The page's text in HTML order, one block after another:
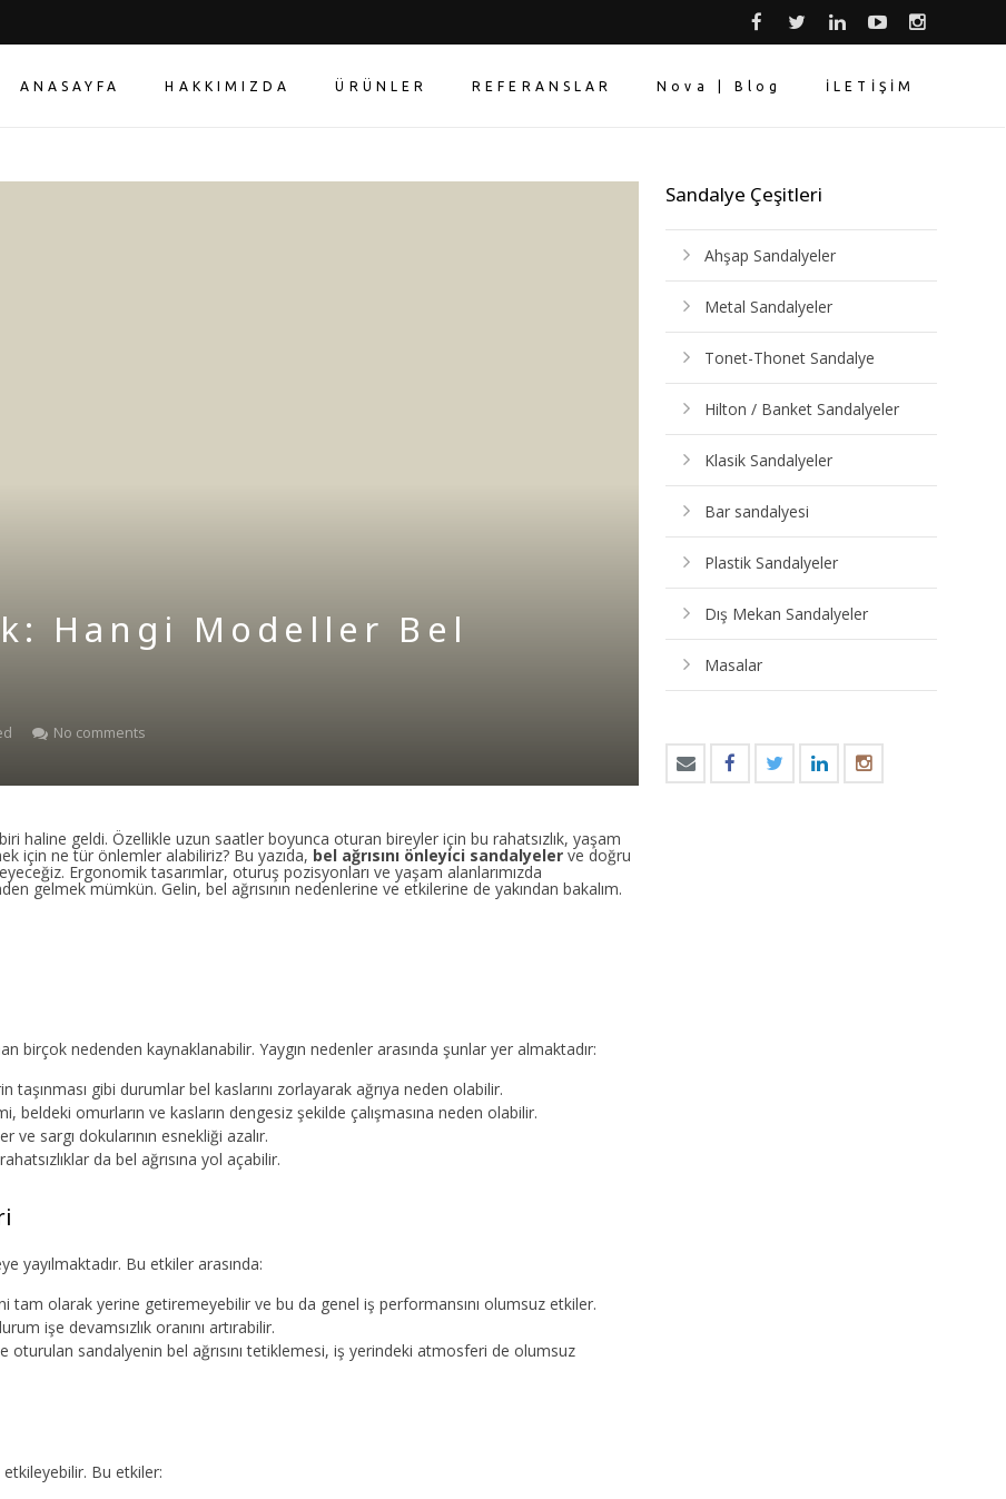
ANASAYFA HAKKIMIZDA ÜRÜNLER REFERANSLAR Nova | Blog İLETİŞİM
Hangi Modeller Bel
No comments
haline geldi. Özellikle uzun saatler boyunca oturan bireyler için bu rahatsızlık, yaşam
için ne tür önlemler alabiliriz? Bu yazıda, bel ağrısını önleyici sandalyeler ve doğru
Ergonomik tasarımlar, oturuş pozisyonları ve yaşam alanlarımızda
gelmek mümkün. Gelin, bel ağrısının nedenlerine ve etkilerine de yakından bakalım.
birçok nedenden kaynaklanabilir. Yaygın nedenler arasında şunlar yer almaktadır:
taşınması gibi durumlar bel kaslarını zorlayarak ağrıya neden olabilir.
beldeki omurların ve kasların dengesiz şekilde çalışmasına neden olabilir.
sargı dokularının esnekliği azalır.
da bel ağrısına yol açabilir.
yayılmaktadır. Bu etkiler arasında:
tam olarak yerine getiremeyebilir ve bu da genel iş performansını olumsuz etkiler.
işe devamsızlık oranını artırabilir.
oturulan sandalyenin bel ağrısını tetiklemesi, iş yerindeki atmosferi de olumsuz
Bu etkiler:
Sandalye Çeşitleri
Ahşap Sandalyeler
Metal Sandalyeler
Tonet-Thonet Sandalye
Hilton / Banket Sandalyeler
Klasik Sandalyeler
Bar sandalyesi
Plastik Sandalyeler
Dış Mekan Sandalyeler
Masalar